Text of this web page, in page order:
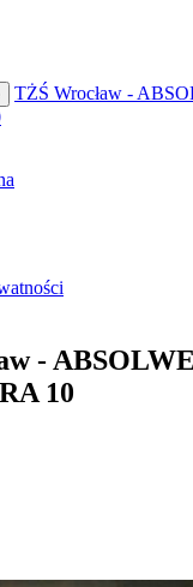
TŻŚ Wrocław -
-
10